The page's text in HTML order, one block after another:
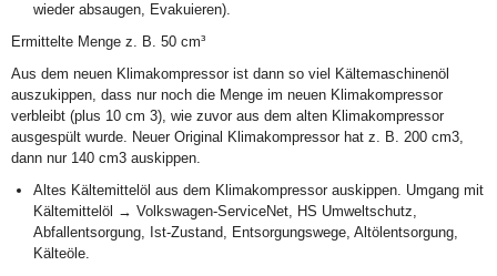
wieder absaugen, Evakuieren).
Ermittelte Menge z. B. 50 cm³
Aus dem neuen Klimakompressor ist dann so viel Kältemaschinenöl
auszukippen, dass nur noch die Menge im neuen Klimakompressor
verbleibt (plus 10 cm 3), wie zuvor aus dem alten Klimakompressor
ausgespült wurde. Neuer Original Klimakompressor hat z. B. 200 cm3,
dann nur 140 cm3 auskippen.
Altes Kältemittelöl aus dem Klimakompressor auskippen. Umgang mit
Kältemittelöl → Volkswagen-ServiceNet, HS Umweltschutz,
Abfallentsorgung, Ist-Zustand, Entsorgungswege, Altölentsorgung,
Kälteöle.